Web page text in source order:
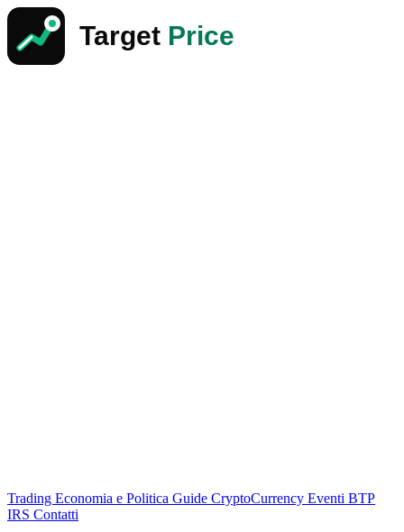
Trading Economia e Politica Guide CryptoCurrency Eventi BTP
IRS Contatti